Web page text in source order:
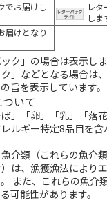
でお届けし
レ
しま
届けとなり
ク」の場合は表示し
」などとなる場合は
旨を表示しています。
いて
」「卵」「乳」「落
ルギー特定8品目を
介類（これらの魚介
は、漁獲漁法により
また、これらの魚介
可能性があります。